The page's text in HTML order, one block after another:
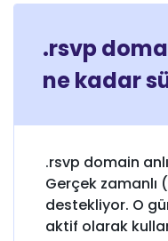
.rsvp
ne kadar
.rsvp domain
Gerçek zamanlı
destekliyor. O
aktif olarak